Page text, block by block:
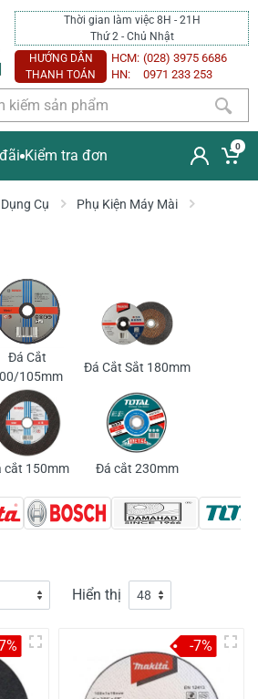
Thời gian làm việc 8H - 21H
Thứ 2 - Chủ Nhật
HƯỚNG DẪN
THANH TOÁN
HCM: (028) 3975 6686
HN:
0971 233 253
Kiểm tra đơn
0
Cụ
Phụ Kiện Máy Mài
Đá Cắt
105mm
Đá Cắt Sắt 180mm
cắt 150mm Đá cắt 230mm
Hiển thị
-7%